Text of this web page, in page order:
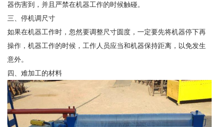
器伤害到，并且严禁在机器工作的时候触碰。
三、停机调尺寸
如果在机器工作时，忽然要调整尺寸圆度，一定要先将机器停下再
操作，机器工作的时候，工作人员应当和机器保持距离，以免发生
意外。
四、难加工的材料